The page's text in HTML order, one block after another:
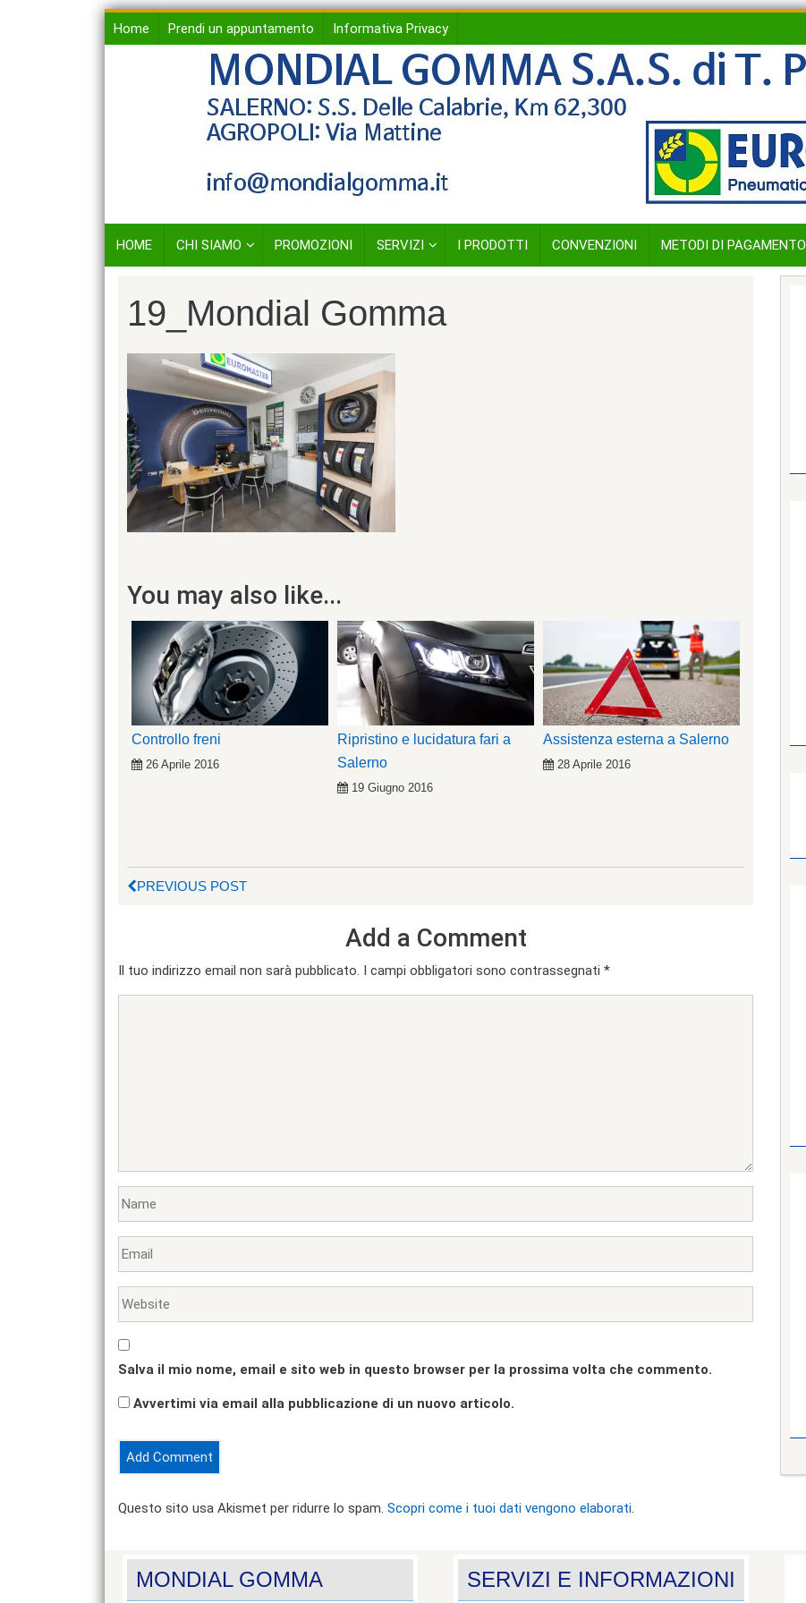
Skip
to
Home Prendi un appuntamento Informativa Privacy
HOME CHI SIAMO PROMOZIONI SERVIZI I PRODOTTI CONVENZIONI METODI DI PAGAMENTO
19_Mondial Gomma
You may also like...
Controllo freni
26 Aprile 2016
Ripristino e lucidatura fari a
Salerno
19 Giugno 2016
Assistenza esterna a Salerno
28 Aprile 2016
PREVIOUS POST
Add a Comment
Il tuo indirizzo email non sarà pubblicato. I campi obbligatori sono contrassegnati *
Salva il mio nome, email e sito web in questo browser per la prossima volta che commento.
Avvertimi via email alla pubblicazione di un nuovo articolo.
Questo sito usa Akismet per ridurre lo spam. Scopri come i tuoi dati vengono elaborati.
MONDIAL GOMMA SERVIZI E INFORMAZIONI